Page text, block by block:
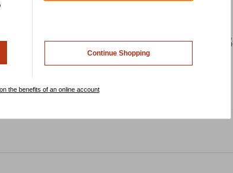
DOG WIPES 40 SHEETS
Continue Shopping
the benefits of an online account